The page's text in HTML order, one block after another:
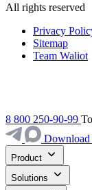
All rights reserved
Privacy
Sitemap
Team Waliot
8 800 250-90-99
Download
Product
Solutions